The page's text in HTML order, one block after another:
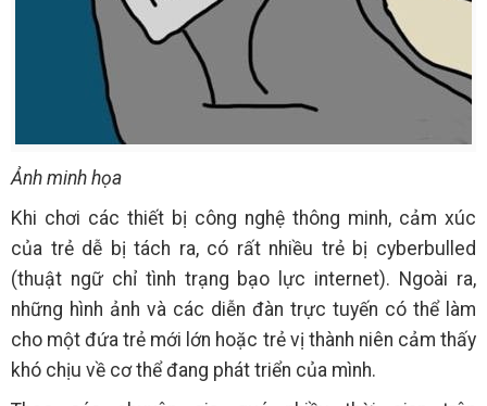
Ảnh minh họa
Khi chơi các thiết bị công nghệ thông minh, cảm xúc
của trẻ dễ bị tách ra, có rất nhiều trẻ bị cyberbulled
(thuật ngữ chỉ tình trạng bạo lực internet). Ngoài ra,
những hình ảnh và các diễn đàn trực tuyến có thể làm
cho một đứa trẻ mới lớn hoặc trẻ vị thành niên cảm thấy
khó chịu về cơ thể đang phát triển của mình.